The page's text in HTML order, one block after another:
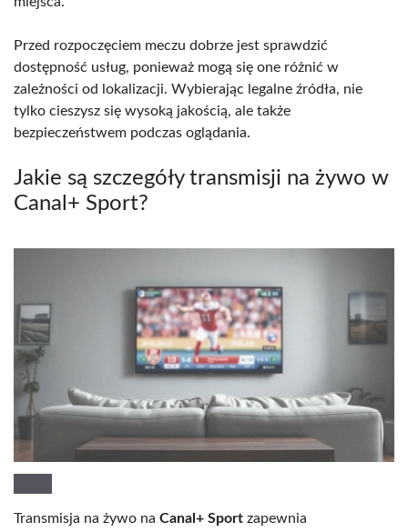
Przed rozpoczęciem meczu dobrze jest sprawdzić
dostępność usług, ponieważ mogą się one różnić w
zależności od lokalizacji. Wybierając legalne źródła, nie
tylko cieszysz się wysoką jakością, ale także
bezpieczeństwem podczas oglądania.
Jakie są szczegóły transmisji na żywo w
Canal+ Sport?
Transmisja na żywo na Canal+ Sport zapewnia